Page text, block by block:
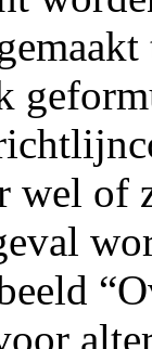
wel of